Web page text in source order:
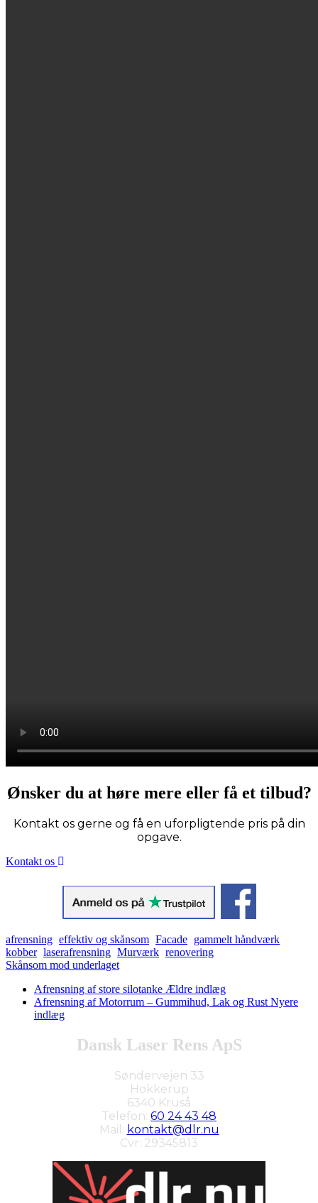
Ønsker du at høre mere eller få et tilbud?
Kontakt os gerne og få en uforpligtende pris på din
opgave.
Kontakt os
afrensning effektiv og skånsom Facade gammelt håndværk
kobber laserafrensning Murværk renovering
Skånsom mod underlaget
Afrensning af store silotanke Ældre indlæg
Afrensning af Motorrum – Gummihud, Lak og Rust Nyere
indlæg
Dansk Laser Rens ApS
Søndervejen 33
Hokkerup
6340 Kruså
Telefon: 60 24 43 48
Mail: kontakt@dlr.nu
Cvr: 29345813